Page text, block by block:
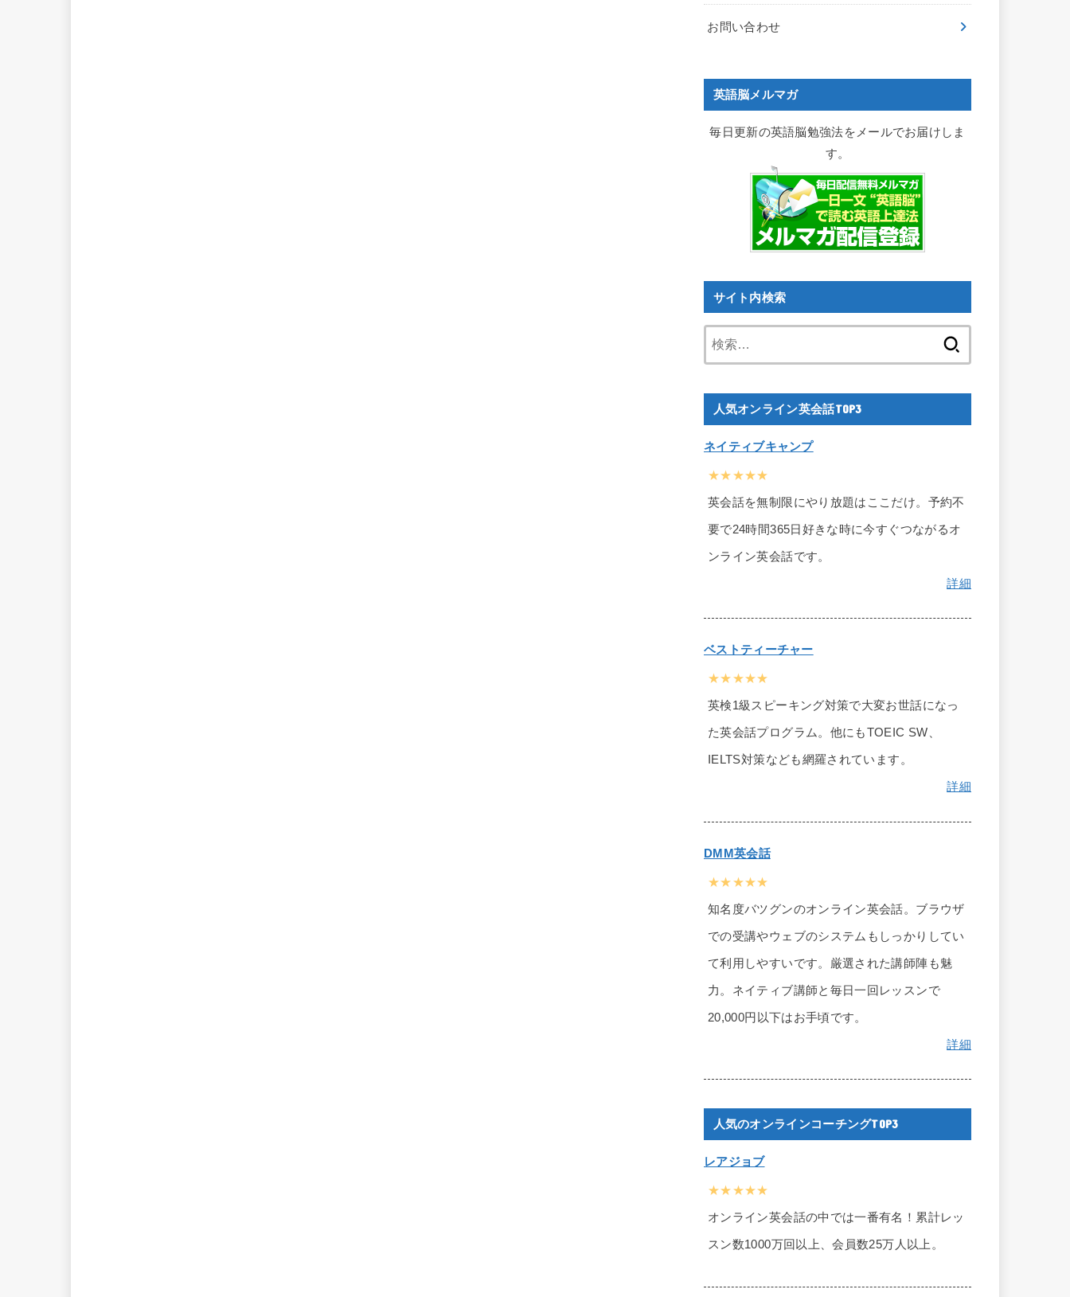
お問い合わせ
英語脳メルマガ
毎日更新の英語脳勉強法をメールでお届けしま
す。
サイト内検索
人気オンライン英会話TOP3
ネイティブキャンプ
★★★★★
英会話を無制限にやり放題はここだけ。予約不
要で24時間365日好きな時に今すぐつながるオ
ンライン英会話です。
詳細
ベストティーチャー
★★★★★
英検1級スピーキング対策で大変お世話になっ
た英会話プログラム。他にもTOEIC SW、
IELTS対策なども網羅されています。
詳細
DMM英会話
★★★★★
知名度バツグンのオンライン英会話。ブラウザ
での受講やウェブのシステムもしっかりしてい
て利用しやすいです。厳選された講師陣も魅
力。ネイティブ講師と毎日一回レッスンで
20,000円以下はお手頃です。
詳細
人気のオンラインコーチングTOP3
レアジョブ
★★★★★
オンライン英会話の中では一番有名！累計レッ
スン数1000万回以上、会員数25万人以上。